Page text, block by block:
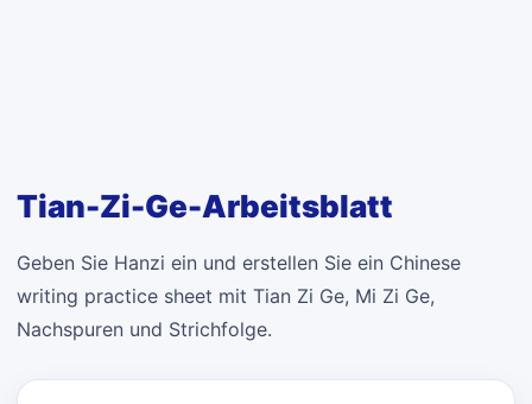
Tian-Zi-Ge-Arbeitsblatt
Geben Sie Hanzi ein und erstellen Sie ein Chinese
writing practice sheet mit Tian Zi Ge, Mi Zi Ge,
Nachspuren und Strichfolge.